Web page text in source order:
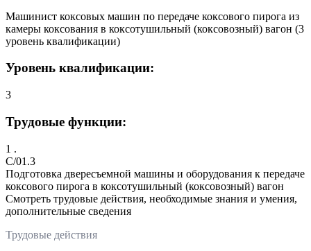
Машинист коксовых машин по передаче коксового пирога из
камеры коксования в коксотушильный (коксовозный) вагон (3
уровень квалификации)
Уровень квалификации:
3
Трудовые функции:
1 .
C/01.3
Подготовка двересъемной машины и оборудования к передаче
коксового пирога в коксотушильный (коксовозный) вагон
Смотреть трудовые действия, необходимые знания и умения,
дополнительные сведения
Трудовые действия